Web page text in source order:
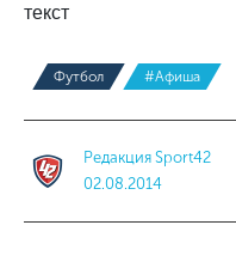
текст
Футбол #Афиша
Редакция Sport42
02.08.2014